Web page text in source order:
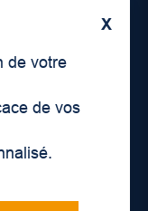
X
de votre
de vos